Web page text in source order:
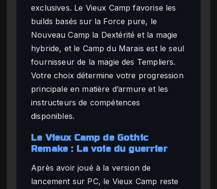
exclusives. Le Vieux Camp favorise les
builds basés sur la Force pure, le
Nouveau Camp la Dextérité et la magie
hybride, et le Camp du Marais est le seul
fournisseur de la magie des Templiers.
Votre choix détermine votre progression
principale en matière d’armure et les
instructeurs de compétences
disponibles.
Le Vieux Camp de Gothic
Remake : La voie du guerrier
Après avoir joué à la version de
lancement sur PC, le Vieux Camp reste